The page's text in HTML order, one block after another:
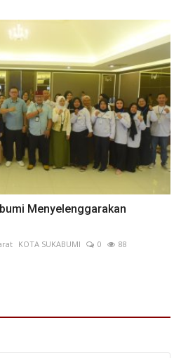
Menyelenggarakan
KOTA SUKABUMI 0
88